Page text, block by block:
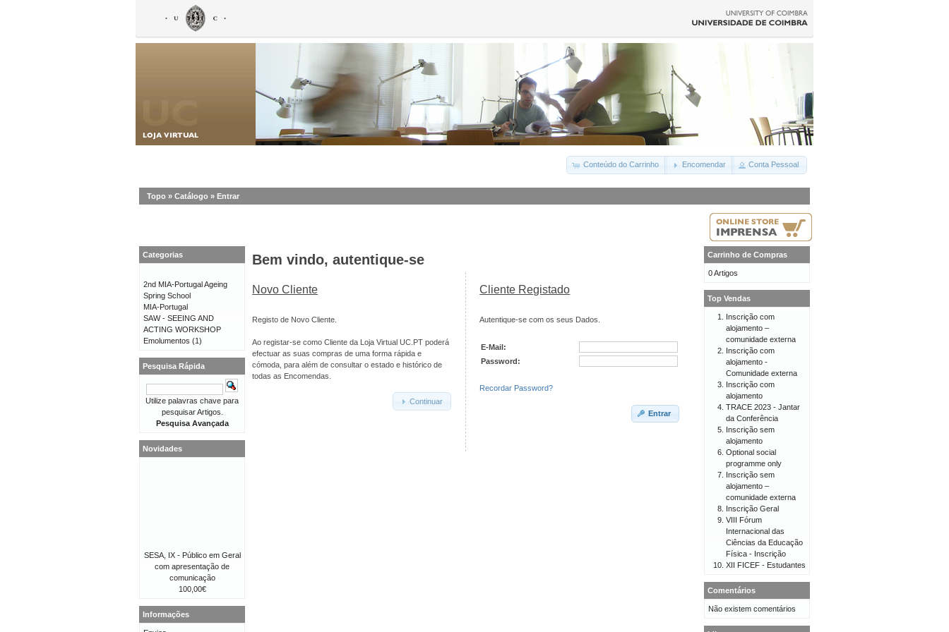
Conteúdo do Carrinho Encomendar Conta Pessoal
Topo » Catálogo » Entrar
Bem vindo, autentique-se
Novo Cliente
Registo de Novo Cliente.
Ao registar-se como Cliente da Loja Virtual UC.PT poderá
efectuar as suas compras de uma forma rápida e
cómoda, para além de consultar o estado e histórico de
todas as Encomendas.
Continuar
Cliente Registado
Autentique-se com os seus Dados.
E-Mail:
Password:
Recordar Password?
Entrar
Categorias
2nd MIA-Portugal Ageing
Spring School
MIA-Portugal
SAW - SEEING AND
ACTING WORKSHOP
Emolumentos (1)
Pesquisa Rápida
Utilize palavras chave para
pesquisar Artigos.
Pesquisa Avançada
Novidades
SESA, IX - Público em Geral
com apresentação de
comunicação
100,00€
Informações
Carrinho de Compras
0 Artigos
Top Vendas
Inscrição com
alojamento –
comunidade externa
Inscrição com
alojamento -
Comunidade externa
Inscrição com
alojamento
TRACE 2023 - Jantar
da Conferência
Inscrição sem
alojamento
Optional social
programme only
Inscrição sem
alojamento –
comunidade externa
Inscrição Geral
VIII Fórum
Internacional das
Ciências da Educação
Física - Inscrição
XII FICEF - Estudantes
Comentários
Não existem comentários